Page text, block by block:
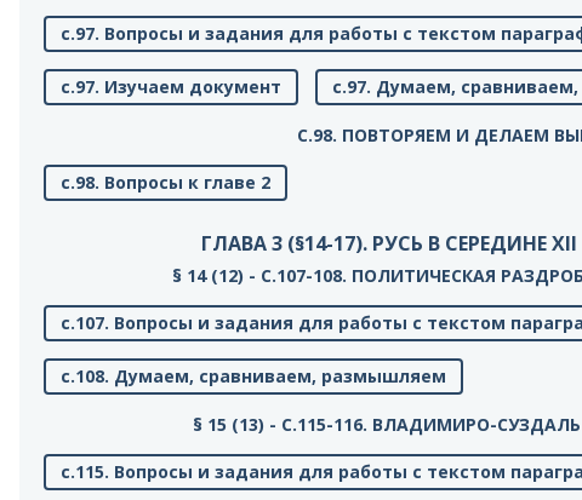
с.97. Вопросы и задания для работы с текстом
с.97. Изучаем документ с.97. Думаем,
C.98. ПОВТОРЯЕМ И ДЕЛАЕМ
с.98. Вопросы к главе 2
ГЛАВА 3 (§14-17). РУСЬ В СЕРЕДИНЕ
§ 14 (12) - C.107-108. ПОЛИТИЧЕСКАЯ
с.107. Вопросы и задания для работы с текстом
с.108. Думаем, сравниваем, размышляем
§ 15 (13) - C.115-116. ВЛАДИМИРО-
с.115. Вопросы и задания для работы с текстом